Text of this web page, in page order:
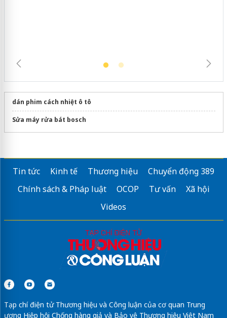
dán phim cách nhiệt ô tô
Sửa máy rửa bát bosch
Tin tức Kinh tế Thương hiệu
Chuyển động 389
Chính sách & Pháp luật
OCOP Tư vấn
Xã hội
Videos
Tạp chí điện tử Thương hiệu và Công luận của cơ quan Trung
ương Hiệp hội Chống hàng giả và Bảo vệ Thương hiệu Việt Nam